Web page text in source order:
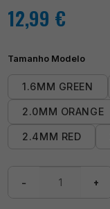
12,99 €
Tamanho Modelo
1.6MM GREEN
2.0MM ORANGE
2.4MM RED
− +